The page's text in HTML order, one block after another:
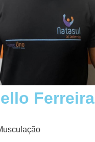
Ferreira